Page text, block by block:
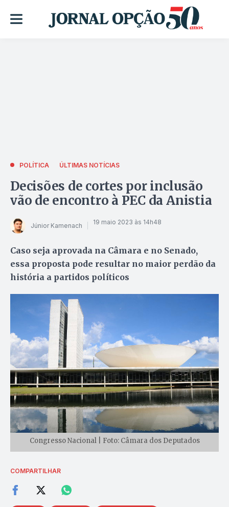
POLÍTICA ÚLTIMAS NOTÍCIAS
Decisões de cortes por inclusão
vão de encontro à PEC da Anistia
Júnior Kamenach 19 maio 2023 às 14h48
Caso seja aprovada na Câmara e no Senado,
essa proposta pode resultar no maior perdão da
história a partidos políticos
Congresso Nacional | Foto: Câmara dos Deputados
COMPARTILHAR